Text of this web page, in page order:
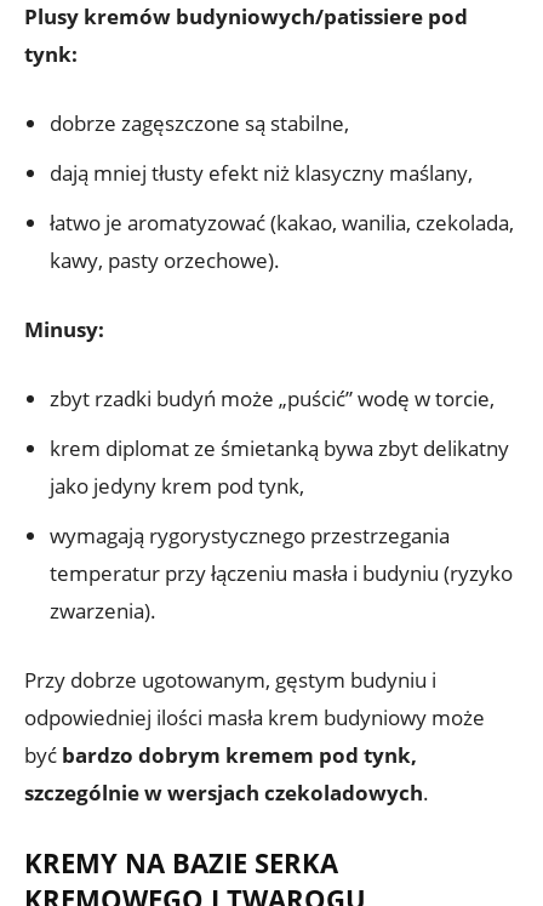
Plusy kremów budyniowych/patissiere pod
tynk:
dobrze zagęszczone są stabilne,
dają mniej tłusty efekt niż klasyczny maślany,
łatwo je aromatyzować (kakao, wanilia, czekolada,
kawy, pasty orzechowe).
Minusy:
zbyt rzadki budyń może „puścić” wodę w torcie,
krem diplomat ze śmietanką bywa zbyt delikatny
jako jedyny krem pod tynk,
wymagają rygorystycznego przestrzegania
temperatur przy łączeniu masła i budyniu (ryzyko
zwarzenia).
Przy dobrze ugotowanym, gęstym budyniu i
odpowiedniej ilości masła krem budyniowy może
być bardzo dobrym kremem pod tynk,
szczególnie w wersjach czekoladowych.
KREMY NA BAZIE SERKA
KREMOWEGO I TWAROGU